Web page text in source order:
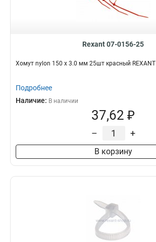
Rexant 07-0156-25
Хомут nylon 150 х 3.0 мм 25шт красный REXANT
Подробнее
Наличие: В наличии
37,62 ₽
– +
В корзину